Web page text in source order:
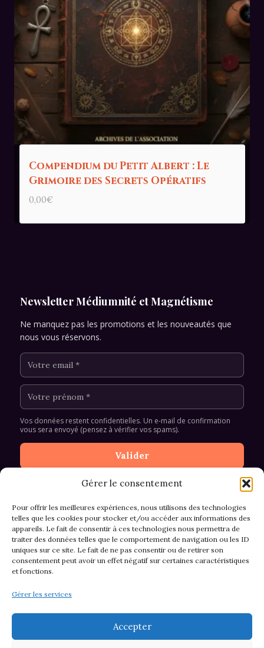
Gérer le consentement
Pour offrir les meilleures expériences, nous utilisons des technologies
telles que les cookies pour stocker et/ou accéder aux informations des
appareils. Le fait de consentir à ces technologies nous permettra de
traiter des données telles que le comportement de navigation ou les ID
uniques sur ce site. Le fait de ne pas consentir ou de retirer son
consentement peut avoir un effet négatif sur certaines caractéristiques
et fonctions.
Gérer les services
Accepter
Compendium du Petit Albert : Le
Grimoire des Secrets Opératifs
0,00€
Newsletter Médiumnité et Magnétisme
Ne manquez pas les promotions et les nouveautés que
nous vous réservons.
Vos données restent confidentielles. Un e-mail de confirmation
vous sera envoyé (pensez à vérifier vos spams).
CGV et Retours
Mentions légales & confidentialité